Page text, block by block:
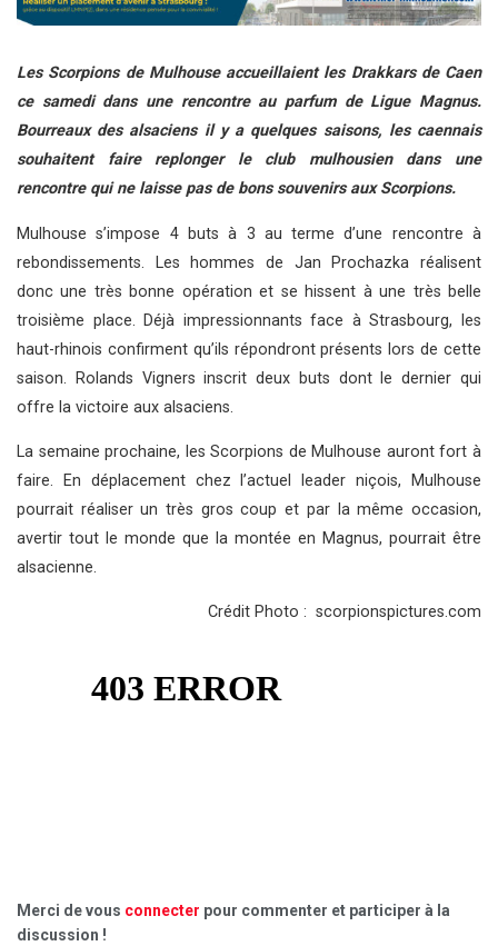
Les Scorpions de Mulhouse accueillaient les Drakkars de Caen
ce samedi dans une rencontre au parfum de Ligue Magnus.
Bourreaux des alsaciens il y a quelques saisons, les caennais
souhaitent faire replonger le club mulhousien dans une
rencontre qui ne laisse pas de bons souvenirs aux Scorpions.
Mulhouse s’impose 4 buts à 3 au terme d’une rencontre à
rebondissements. Les hommes de Jan Prochazka réalisent
donc une très bonne opération et se hissent à une très belle
troisième place. Déjà impressionnants face à Strasbourg, les
haut-rhinois confirment qu’ils répondront présents lors de cette
saison. Rolands Vigners inscrit deux buts dont le dernier qui
offre la victoire aux alsaciens.
La semaine prochaine, les Scorpions de Mulhouse auront fort à
faire. En déplacement chez l’actuel leader niçois, Mulhouse
pourrait réaliser un très gros coup et par la même occasion,
avertir tout le monde que la montée en Magnus, pourrait être
alsacienne.
Crédit Photo : scorpionspictures.com
Merci de vous connecter pour commenter et participer à la
discussion !